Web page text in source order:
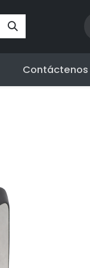
Contáctenos